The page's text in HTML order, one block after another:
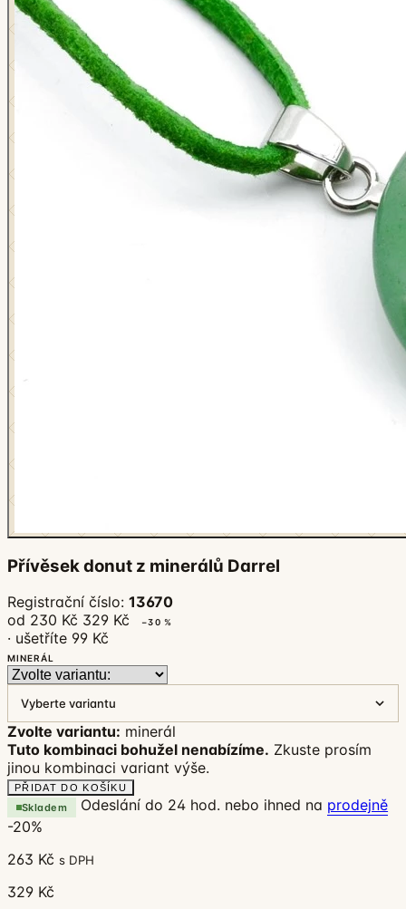
Přívěsek donut z minerálů Darrel
Registrační číslo: 13670
od 230 Kč 329 Kč −30 %
· ušetříte 99 Kč
MINERÁL
Vyberte variantu
Zvolte variantu: minerál
Tuto kombinaci bohužel nenabízíme. Zkuste prosím
jinou kombinaci variant výše.
PŘIDAT DO KOŠÍKU
Skladem Odeslání do 24 hod. nebo ihned na prodejně
-20%
263 Kč s DPH
329 Kč